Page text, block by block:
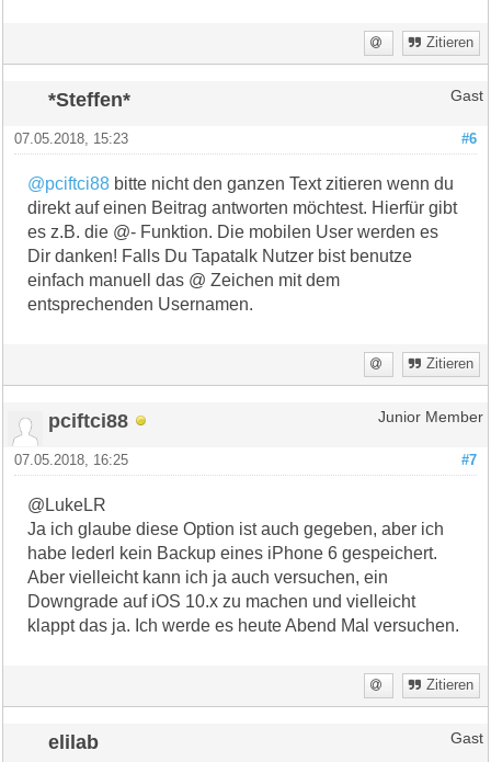
Zitieren
*Steffen* Gast
#6
07.05.2018, 15:23
@pciftci88 bitte nicht den ganzen Text zitieren wenn du
direkt auf einen Beitrag antworten möchtest. Hierfür gibt
es z.B. die @- Funktion. Die mobilen User werden es
Dir danken! Falls Du Tapatalk Nutzer bist benutze
einfach manuell das @ Zeichen mit dem
entsprechenden Usernamen.
Zitieren
pciftci88 Junior Member
#7
07.05.2018, 16:25
@LukeLR
Ja ich glaube diese Option ist auch gegeben, aber ich
habe lederl kein Backup eines iPhone 6 gespeichert.
Aber vielleicht kann ich ja auch versuchen, ein
Downgrade auf iOS 10.x zu machen und vielleicht
klappt das ja. Ich werde es heute Abend Mal versuchen.
Zitieren
elilab Gast